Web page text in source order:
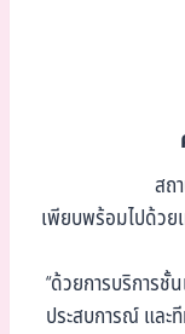
สถ
เพียบพร้อมไปด้วย
“ด้วยการบริการ
ประสบการณ์ และ